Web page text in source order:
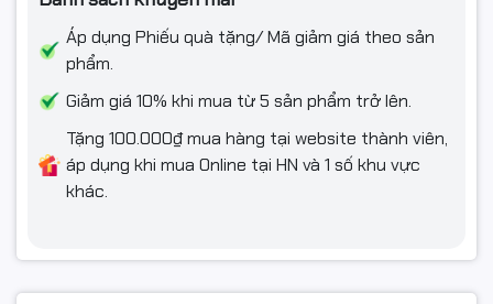
Áp dụng Phiếu quà tặng/ Mã giảm giá theo sản
phẩm.
Giảm giá 10% khi mua từ 5 sản phẩm trở lên.
Tặng 100.000₫ mua hàng tại website thành viên,
áp dụng khi mua Online tại HN và 1 số khu vực
khác.